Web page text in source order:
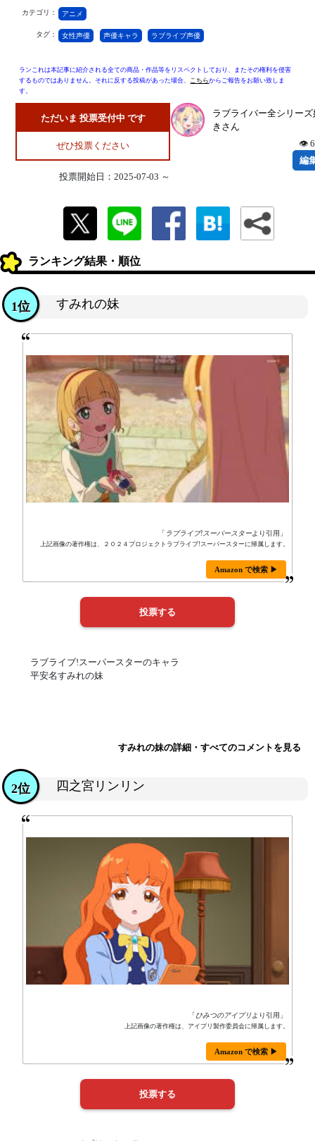
カテゴリ： アニメ
タグ： 女性声優 声優キャラ ラブライブ声優
ランこれは本記事に紹介される全ての商品・作品等をリスペクトしており、またその権利を侵害
するものではありません。それに反する投稿があった場合、 こちらからご報告をお願い致しま
す。
ただいま 投票受付中 です
ぜひ投票ください
投票開始日：2025-07-03 ～
ラブライバー全シリーズ
きさん
👁
編
ランキング結果・順位
すみれの妹
1位
「 ラブライブ!スーパースターより引用」
上記画像の著作権は、２０２４プロジェクトラブライブ!スーパースターに帰属します。
Amazon で検索 ▶
ラブライブ!スーパースターのキャラ
平安名すみれの妹
すみれの妹の詳細・すべてのコメントを見る
四之宮リンリン
2位
「ひみつのアイプリ より引用」
上記画像の著作権は、アイプリ製作委員会に帰属します。
Amazon で検索 ▶